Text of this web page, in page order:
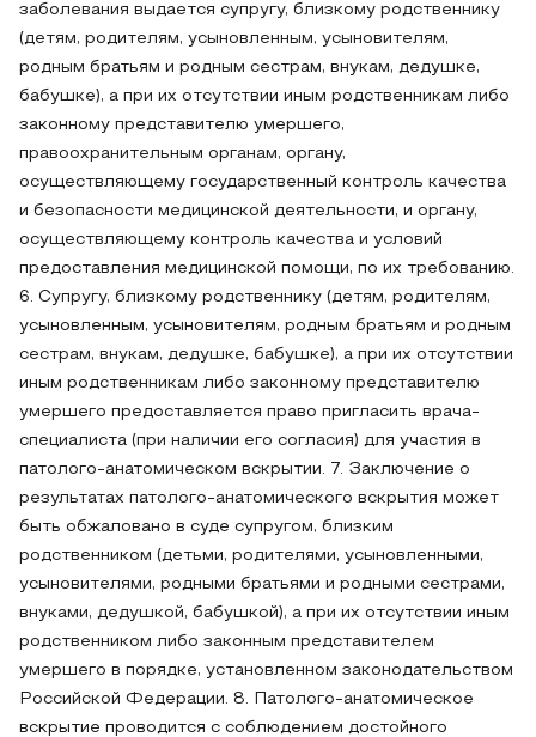
заболевания выдается супругу, близкому родственнику
(детям, родителям, усыновленным, усыновителям,
родным братьям и родным сестрам, внукам, дедушке,
бабушке), а при их отсутствии иным родственникам либо
законному представителю умершего,
правоохранительным органам, органу,
осуществляющему государственный контроль качества
и безопасности медицинской деятельности, и органу,
осуществляющему контроль качества и условий
предоставления медицинской помощи, по их требованию.
6. Супругу, близкому родственнику (детям, родителям,
усыновленным, усыновителям, родным братьям и родным
сестрам, внукам, дедушке, бабушке), а при их отсутствии
иным родственникам либо законному представителю
умершего предоставляется право пригласить врача-
специалиста (при наличии его согласия) для участия в
патолого-анатомическом вскрытии. 7. Заключение о
результатах патолого-анатомического вскрытия может
быть обжаловано в суде супругом, близким
родственником (детьми, родителями, усыновленными,
усыновителями, родными братьями и родными сестрами,
внуками, дедушкой, бабушкой), а при их отсутствии иным
родственником либо законным представителем
умершего в порядке, установленном законодательством
Российской Федерации. 8. Патолого-анатомическое
вскрытие проводится с соблюдением достойного